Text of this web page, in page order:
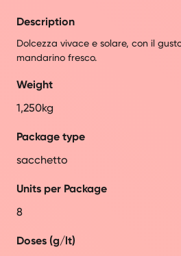
Description
Dolcezza vivace e solare, con il
mandarino fresco.
Weight
1,250kg
Package type
sacchetto
Units per Package
8
Doses (g/lt)